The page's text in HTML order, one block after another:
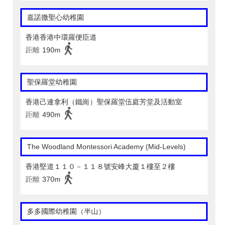
嘉諾撒聖心幼稚園
香港香港中環羅便臣道
距離 190m
聖保羅堂幼稚園
香港己連拿利（鐵崗）聖保羅堂伍庭芳堂及活動室
距離 490m
The Woodland Montessori Academy (Mid-Levels)
香港堅道１１０－１１８號安峰大廈１樓至２樓
距離 370m
多多國際幼稚園（半山）